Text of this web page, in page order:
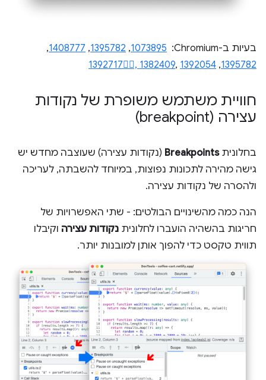
בעיות ב-Chromium: ‏ 1073895
,
1395782
,
1408777
,
1395782
,
1392717, 1382409, 1392054
חוויית משתמש משופרת של נקודות
עצירה (breakpoint)
בחלוניתBreakpoints (נקודות עצירה) שעוצבה מחדש יש
גישה מהירה לתכונות נפוצות, במיוחד להשבתה, לעריכה
ולהסרה של נקודות עצירה.
הנה כמה מהשינויים הבולטים: - שתי האפשרויות של
חריגות בהשהיה הועברו לחלונית נקודות עצירה וקיבלו
תווית טקסט כדי להפוך אותן למובנות יותר.